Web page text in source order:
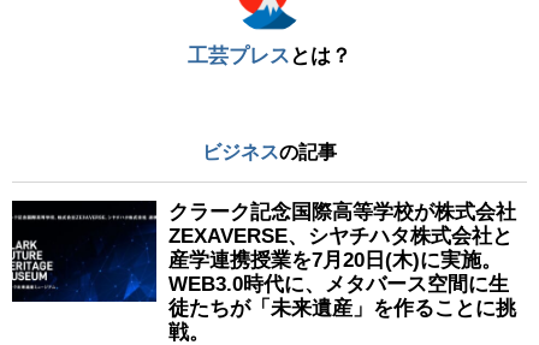
工芸プレス とは？
ビジネスの記事
クラーク記念国際高等学校が株式会社
ZEXAVERSE、シヤチハタ株式会社と
産学連携授業を7月20日(木)に実施。
WEB3.0時代に、メタバース空間に生
徒たちが「未来遺産」を作ることに挑
戦。